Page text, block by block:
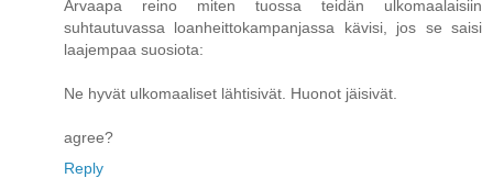
Arvaapa reino miten tuossa teidän ulkomaalaisiin
suhtautuvassa loanheittokampanjassa kävisi, jos se saisi
laajempaa suosiota:
Ne hyvät ulkomaaliset lähtisivät. Huonot jäisivät.
agree?
Reply